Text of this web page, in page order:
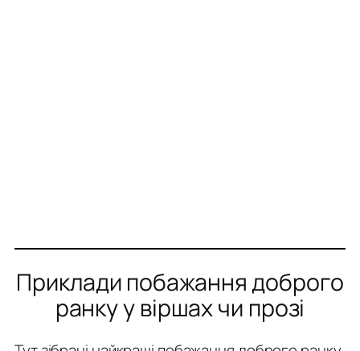
Приклади побажання доброго
ранку у віршах чи прозі